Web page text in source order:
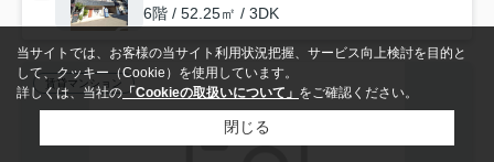
6階 / 52.25㎡ / 3DK
賃貸マンション
当サイトでは、お客様の当サイト利用状況把握、サービス向上検討を目的と
して、クッキー（Cookie）を使用しています。
詳しくは、当社の「Cookieの取扱いについて」 をご確認ください。
閉じる